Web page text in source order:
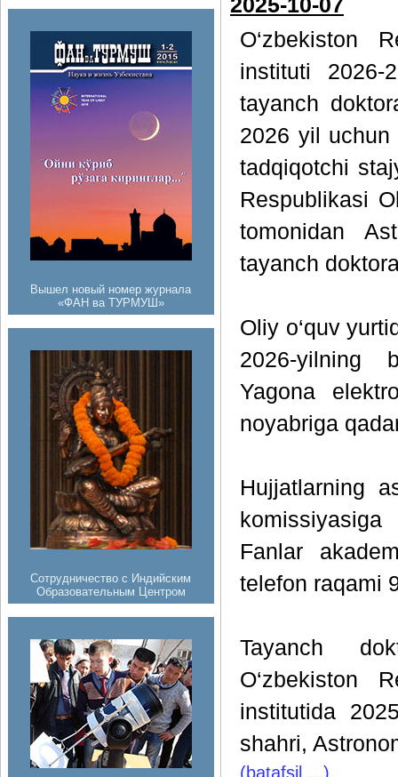
Вышел новый номер журнала
«ФАН ва ТУРМУШ»
Сотрудничество с Индийским
Образовательным Центром
2025-10-07
O‘zbekiston
instituti 2026-
tayanch
2026 yil uchun
tadqiqotchi
Respublikasi
tomonidan
tayanch
Oliy o‘quv
2026-
Yagona
noyabriga
Hujjatlarning
Fanlar
telefon raqami
Tayanch
O‘zbekiston
institutida
shahri,
(batafsil ...)